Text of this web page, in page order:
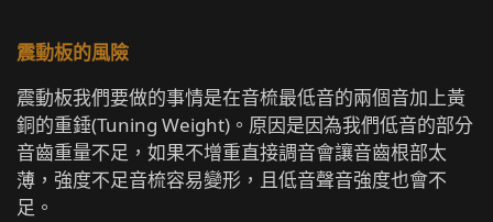
震動板的風險
震動板我們要做的事情是在音梳最低音的兩個音加上黃
銅的重錘(Tuning Weight)。原因是因為我們低音的部分
音齒重量不足，如果不增重直接調音會讓音齒根部太
薄，強度不足音梳容易變形，且低音聲音強度也會不
足。